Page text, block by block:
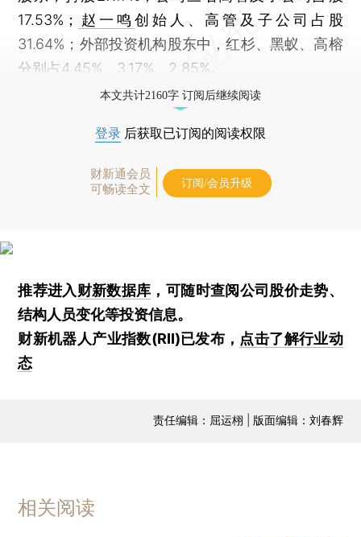
17.53%；
赵一鸣 创始人、高管及子公司占股
31.64%；外部投资机构股东中，红杉、黑蚁、高榕
分别占4.45%、3.17%、2.85%。
本文共计2160字 订阅后继续阅读
登录 后获取已订阅的阅读权限
财新通会员
可畅读全文
订阅/会员升级
推荐进入财新数据库 ，可随时查阅公司股价走势、
结构人员变化等投资信息。
财新机器人产业指数(RII)已发布， 点击了解行业动
态
责任编辑：屈运栩 | 版面编辑：刘春辉
相关阅读